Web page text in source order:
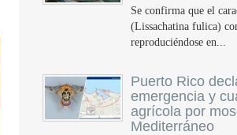
Se confirma que el
(Lissachatina fulica)
reproduciéndose en...
Puerto Rico
emergencia y
agrícola por
Mediterráneo